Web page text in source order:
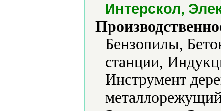
Интерскол,
Бензопилы,
станции,
Инструмент